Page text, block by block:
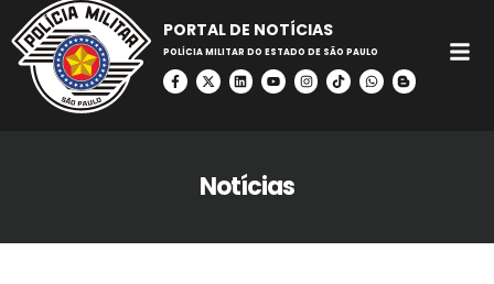
PORTAL DE NOTÍCIAS
POLÍCIA MILITAR DO ESTADO DE SÃO PAULO
Notícias